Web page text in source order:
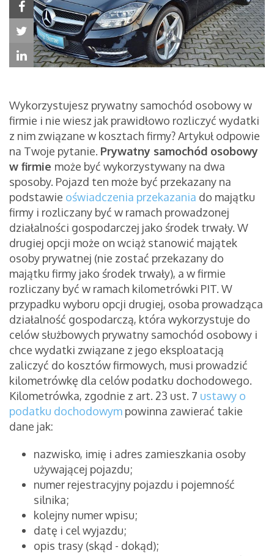
Wykorzystujesz prywatny samochód osobowy w
firmie i nie wiesz jak prawidłowo rozliczyć wydatki
z nim związane w kosztach firmy? Artykuł odpowie
na Twoje pytanie. Prywatny samochód osobowy
w firmie może być wykorzystywany na dwa
sposoby. Pojazd ten może być przekazany na
podstawie oświadczenia przekazania do majątku
firmy i rozliczany być w ramach prowadzonej
działalności gospodarczej jako środek trwały. W
drugiej opcji może on wciąż stanowić majątek
osoby prywatnej (nie zostać przekazany do
majątku firmy jako środek trwały), a w firmie
rozliczany być w ramach kilometrówki PIT. W
przypadku wyboru opcji drugiej, osoba prowadząca
działalność gospodarczą, która wykorzystuje do
celów służbowych prywatny samochód osobowy i
chce wydatki związane z jego eksploatacją
zaliczyć do kosztów firmowych, musi prowadzić
kilometrówkę dla celów podatku dochodowego.
Kilometrówka, zgodnie z art. 23 ust. 7 ustawy o
podatku dochodowym powinna zawierać takie
dane jak:
nazwisko, imię i adres zamieszkania osoby
używającej pojazdu;
numer rejestracyjny pojazdu i pojemność
silnika;
kolejny numer wpisu;
datę i cel wyjazdu;
opis trasy (skąd - dokąd);